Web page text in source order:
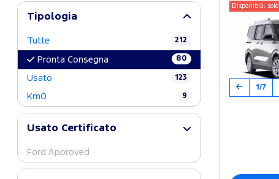
Tipologia
Tutte 212
Pronta Consegna 80
Usato 123
Km0 9
Usato Certificato
Ford Approved
Disponibili: solo
1/7